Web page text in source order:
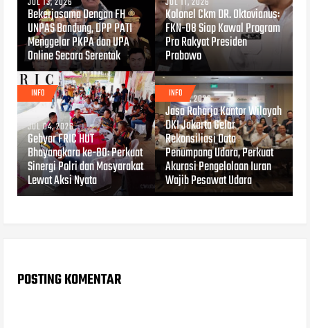
Bekerjasama Dengan FH
UNPAS Bandung, DPP PATI
Menggelar PKPA dan UPA
Online Secara Serentak
Kolonel Ckm DR. Oktovianus:
FKN-08 Siap Kawal Program
Pro Rakyat Presiden
Prabowo
INFO
JUL 04, 2026
Gebyar FRIC HUT
Bhayangkara ke-80: Perkuat
Sinergi Polri dan Masyarakat
Lewat Aksi Nyata
INFO
JUL 04, 2026
Jasa Raharja Kantor Wilayah
DKI Jakarta Gelar
Rekonsiliasi Data
Penumpang Udara, Perkuat
Akurasi Pengelolaan Iuran
Wajib Pesawat Udara
POSTING KOMENTAR